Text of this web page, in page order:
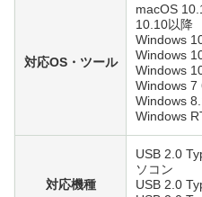
対応OS・ツール
macOS
10.10以降
Windows
Windows
Windows
Windows 7
Windows
Windows
対応機種
USB 2.0
ソコン
USB 2.0